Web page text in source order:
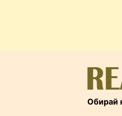
Обирай